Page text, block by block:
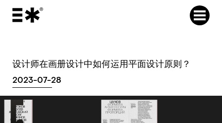
设计师在画册设计中如何运用平面设计原则？
2023-07-28